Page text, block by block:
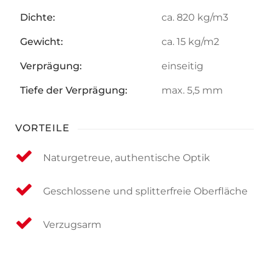
Dichte: ca. 820 kg/m3
Gewicht: ca. 15 kg/m2
Verprägung: einseitig
Tiefe der Verprägung: max. 5,5 mm
VORTEILE
Naturgetreue, authentische Optik
Geschlossene und splitterfreie Oberfläche
Verzugsarm